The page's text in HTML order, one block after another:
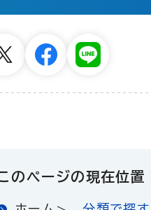
のページの現在位置